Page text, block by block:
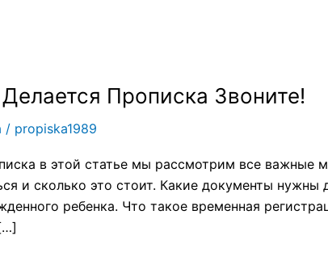
Прописка Звоните!
/ propiska1989
в этой статье мы рассмотрим все важные
и сколько это стоит. Какие документы
ребенка. Что такое временная